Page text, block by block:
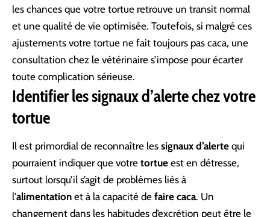
les chances que votre tortue retrouve un transit normal
et une qualité de vie optimisée. Toutefois, si malgré ces
ajustements votre tortue ne fait toujours pas caca, une
consultation chez le vétérinaire s’impose pour écarter
toute complication sérieuse.
Identifier les signaux d’alerte chez votre
tortue
Il est primordial de reconnaître les signaux d’alerte qui
pourraient indiquer que votre tortue est en détresse,
surtout lorsqu’il s’agit de problèmes liés à
l’alimentation et à la capacité de faire caca. Un
changement dans les habitudes d’excrétion peut être le